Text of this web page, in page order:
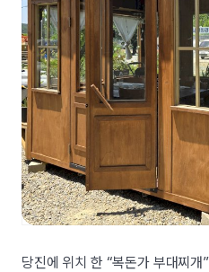
당진에 위치 한 “복돈가 부대찌